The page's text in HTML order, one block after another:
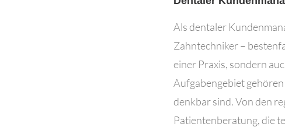
Als dentaler
Zahntechniker –
einer Praxis, sondern
Aufgabengebiet
denkbar sind. Von den
Patientenberatung, die